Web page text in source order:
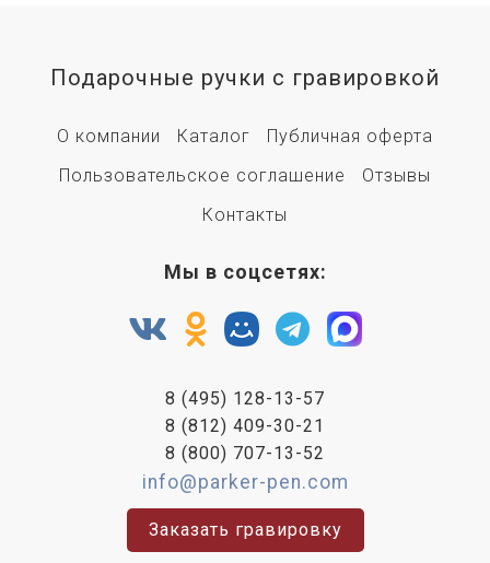
Подарочные ручки с гравировкой
О компании Каталог
Публичная оферта
Пользовательское соглашение
Отзывы
Контакты
Мы в соцсетях:
8 (495) 128-13-57
8 (812) 409-30-21
8 (800) 707-13-52
info@parker-pen.com
Заказать гравировку